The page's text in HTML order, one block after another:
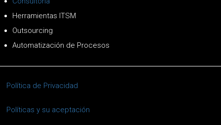
Herramientas ITSM
Outsourcing
Automatización de Procesos
Política de Privacidad
Políticas y su aceptación